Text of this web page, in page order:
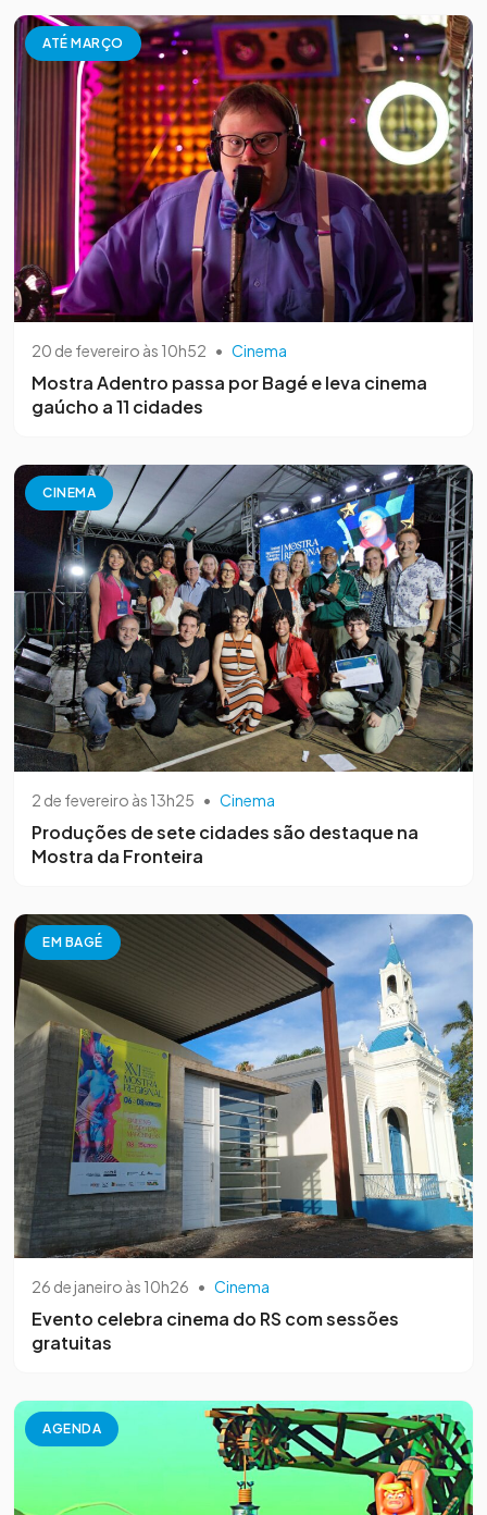
ATÉ MARÇO
20 de fevereiro às 10h52 • Cinema
Mostra Adentro passa por Bagé e leva cinema
gaúcho a 11 cidades
CINEMA
2 de fevereiro às 13h25 • Cinema
Produções de sete cidades são destaque na
Mostra da Fronteira
EM BAGÉ
26 de janeiro às 10h26 • Cinema
Evento celebra cinema do RS com sessões
gratuitas
AGENDA